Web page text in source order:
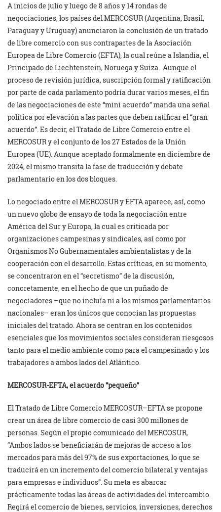
A inicios de julio y luego de 8 años y 14 rondas de
negociaciones, los países del MERCOSUR (Argentina, Brasil,
Paraguay y Uruguay) anunciaron la conclusión de un tratado
de libre comercio con sus contrapartes de la Asociación
Europea de Libre Comercio (EFTA), la cual reúne a Islandia, el
Principado de Liechtenstein, Noruega y Suiza. Aunque el
proceso de revisión jurídica, suscripción formal y ratificación
por parte de cada parlamento podría durar varios meses, el fin
de las negociaciones de este “mini acuerdo” manda una señal
política por elevación a las partes que deben ratificar el “gran
acuerdo”. Es decir, el Tratado de Libre Comercio entre el
MERCOSUR y el conjunto de los 27 Estados de la Unión
Europea (UE). Aunque aceptado formalmente en diciembre de
2024, el mismo transita la fase de traducción y debate
parlamentario en los dos bloques.
Lo negociado entre el MERCOSUR y EFTA aparece, así, como
un nuevo globo de ensayo de toda la negociación entre
América del Sur y Europa, la cual es criticada por
organizaciones campesinas y sindicales, así como por
Organismos No Gubernamentales ambientalistas y de la
cooperación con el desarrollo. Estas críticas, en su momento,
se concentraron en el “secretismo” de la discusión,
concretamente, en el hecho de que un puñado de
negociadores –que no incluía ni a los mismos parlamentarios
nacionales– eran los únicos que conocían las propuestas
iniciales del tratado. Ahora se centran en los contenidos
esenciales que los movimientos sociales consideran riesgosos
tanto para el medio ambiente como para el campesinado y los
trabajadores a ambos lados del Atlántico.
MERCOSUR-EFTA, el acuerdo “pequeño”
El Tratado de Libre Comercio MERCOSUR–EFTA se propone
crear un área de libre comercio de casi 300 millones de
personas. Según el propio comunicado del MERCOSUR,
“Ambos lados se beneficiarán de mejoras de acceso a los
mercados para más del 97% de sus exportaciones, lo que se
traducirá en un incremento del comercio bilateral y ventajas
para empresas e individuos”. Su meta es abarcar
prácticamente todas las áreas de actividades del intercambio.
Regirá el comercio de bienes, servicios, inversiones, derechos